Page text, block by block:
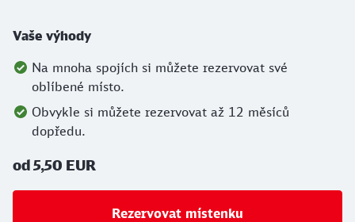
Vaše výhody
Na mnoha spojích si můžete rezervovat své
oblíbené místo.
Obvykle si můžete rezervovat až 12 měsíců
dopředu.
od 5,50 EUR
Rezervovat místenku